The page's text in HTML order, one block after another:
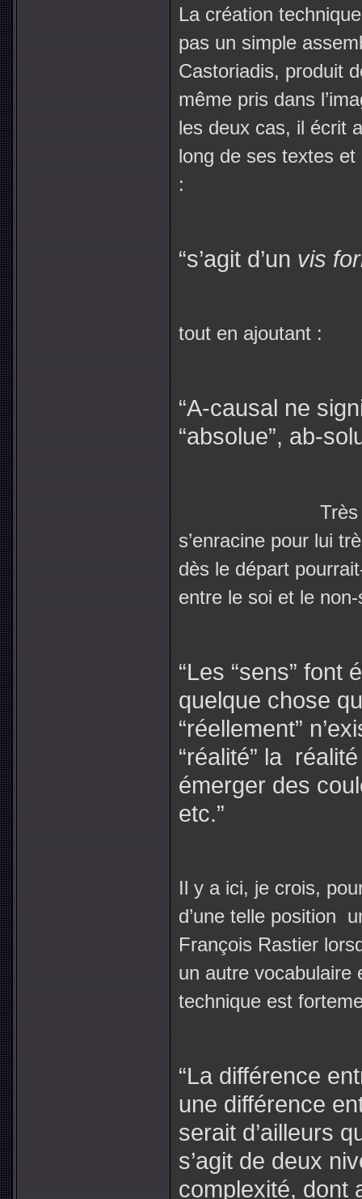
La création
pas un simple
Castoriadis, produit
même pris dans
les deux cas, il écrit
long de ses textes et
:
“s’agit d’un vis
tout en ajoutant :
“A-causal ne
“absolue”, ab-
s’enracine pour lui
dès le départ
entre le soi et le
“Les “sens” font
quelque chose
“réellement”
“réalité” la
émerger des
etc.”
Il y a ici, je crois,
d’une telle position
François Rastier
un autre vocabulaire
technique est
“La différence
une différence
serait d’ailleurs
s’agit de deux
complexité, dont